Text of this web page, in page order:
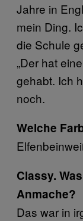
Jahre in
mein Ding.
die Schule
„Der hat
gehabt. Ich
noch.
Welche
Classy.
Anmache?
Das war in